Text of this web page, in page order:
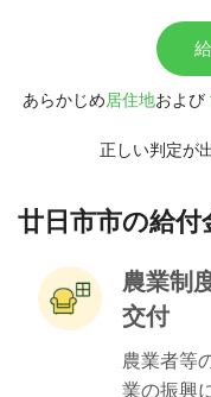
あらかじめ居住地および
正しい判定が
廿日市市の給付
農業制
交付
農業者等
業の振興